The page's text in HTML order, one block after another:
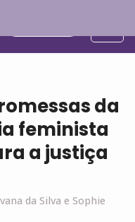
da
feminista
a justiça
da Silva e Sophie